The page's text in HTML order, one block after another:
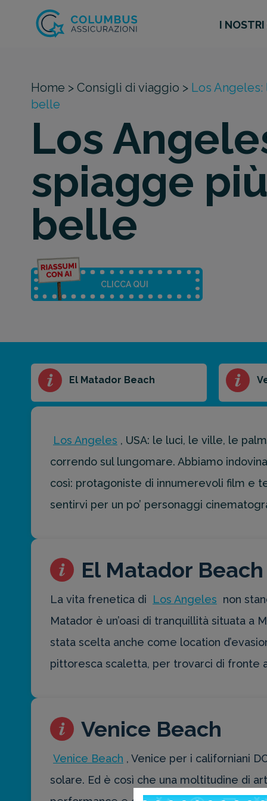
I NOSTRI
Home > Consigli di viaggio > Los
belle
Los
spiagge più
belle
CLICCA QUI
Riassunto
dell'articolo
Ottieni un
destinazione
di viaggio.
PREVENTIVO
El Matador Beach
Los Angeles , USA: le luci, le ville, le
correndo sul lungomare. Abbiamo
così: protagoniste di innumerevoli film e
sentirvi per un po’ personaggi
El Matador Beach
La vita frenetica di Los Angeles non
Matador è un’oasi di tranquillità situata a
stata scelta anche come location
pittoresca scaletta, per trovarci di fronte
Venice Beach
Venice Beach , Venice per i californiani
solare. Ed è così che una moltitudine di